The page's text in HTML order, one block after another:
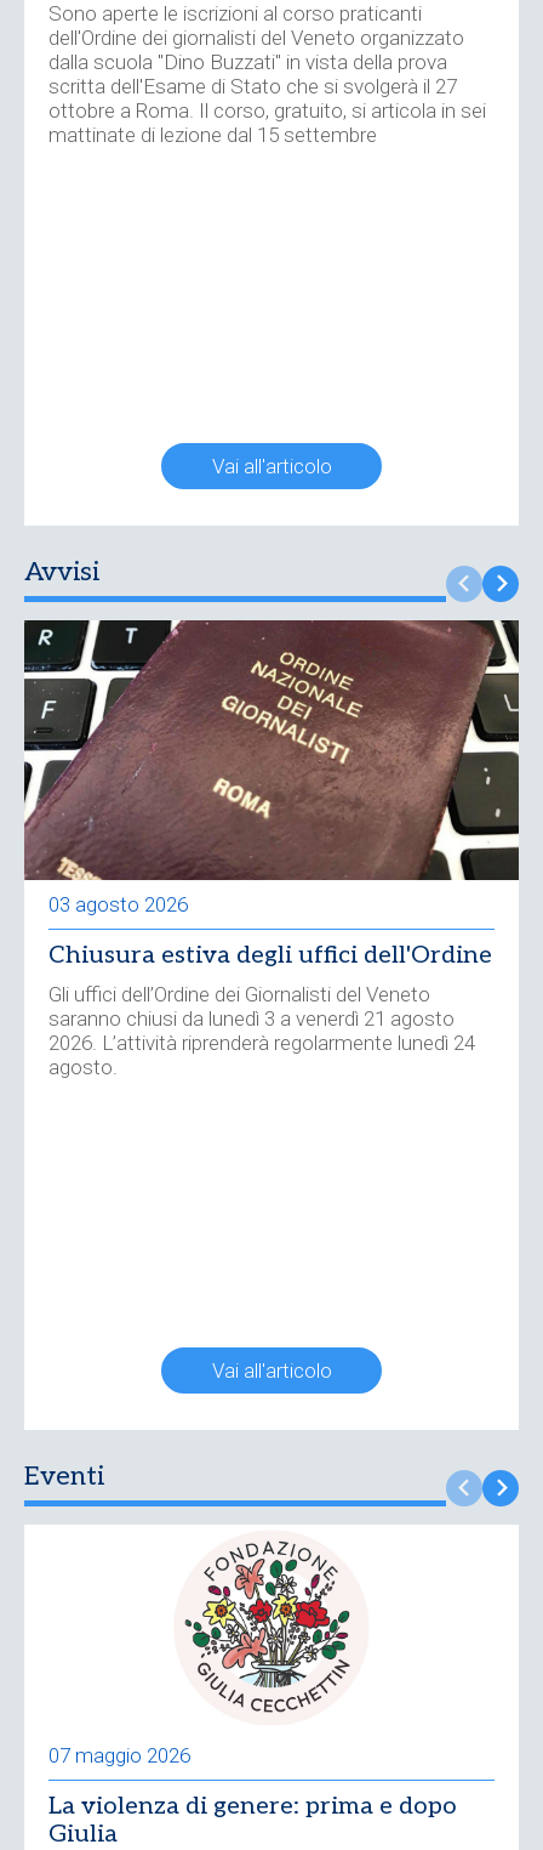
Sono aperte le iscrizioni al corso praticanti
dell'Ordine dei giornalisti del Veneto organizzato
dalla scuola "Dino Buzzati" in vista della prova
scritta dell'Esame di Stato che si svolgerà il 27
ottobre a Roma. Il corso, gratuito, si articola in sei
mattinate di lezione dal 15 settembre
Vai all'articolo
Avvisi
03 agosto 2026
Chiusura estiva degli uffici dell'Ordine
Gli uffici dell’Ordine dei Giornalisti del Veneto
saranno chiusi da lunedì 3 a venerdì 21 agosto
2026. L’attività riprenderà regolarmente lunedì 24
agosto.
Vai all'articolo
Eventi
07 maggio 2026
La violenza di genere: prima e dopo
Giulia